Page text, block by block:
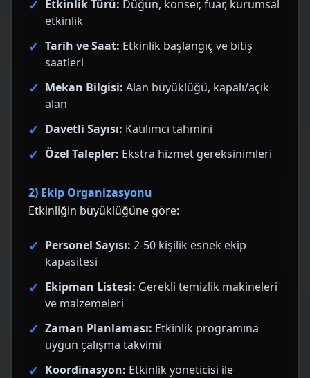
Etkinlik Türü: Düğün, konser, fuar, kurumsal
etkinlik
Tarih ve Saat: Etkinlik başlangıç ve bitiş
saatleri
Mekan Bilgisi: Alan büyüklüğü, kapalı/açık
alan
Davetli Sayısı: Katılımcı tahmini
Özel Talepler: Ekstra hizmet gereksinimleri
2) Ekip Organizasyonu
Etkinliğin büyüklüğüne göre:
Personel Sayısı: 2-50 kişilik esnek ekip
kapasitesi
Ekipman Listesi: Gerekli temizlik makineleri
ve malzemeleri
Zaman Planlaması: Etkinlik programına
uygun çalışma takvimi
Koordinasyon: Etkinlik yöneticisi ile